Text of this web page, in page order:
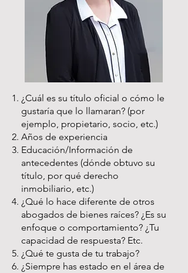
¿Cuál es su título oficial o cómo le
gustaría que lo llamaran? (por
ejemplo, propietario, socio, etc.)
Años de experiencia
Educación/Información de
antecedentes (dónde obtuvo su
título, por qué derecho
inmobiliario, etc.)
¿Qué lo hace diferente de otros
abogados de bienes raíces? ¿Es su
enfoque o comportamiento? ¿Tu
capacidad de respuesta? Etc.
¿Qué te gusta de tu trabajo?
¿Siempre has estado en el área de